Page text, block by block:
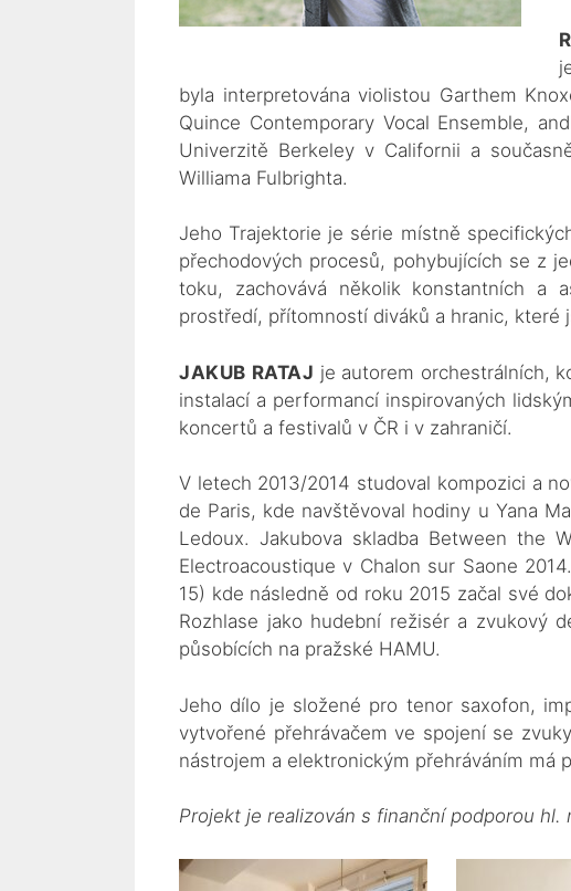
byla interpretována violistou Garthem
Quince Contemporary Vocal Ensemble,
Univerzitě Berkeley v Californii a
Williama Fulbrighta.
Jeho Trajektorie je série místně
přechodových procesů, pohybujících se z
toku, zachovává několik konstantních a
prostředí, přítomností diváků a hranic,
JAKUB RATAJ je autorem orchestrálních,
instalací a performancí inspirovaných
koncertů a festivalů v ČR i v zahraničí.
V letech 2013/2014 studoval kompozici a
de Paris, kde navštěvoval hodiny u Yana
Ledoux. Jakubova skladba Between the
Electroacoustique v Chalon sur Saone
15) kde následně od roku 2015 začal své
Rozhlase jako hudební režisér a zvukový
působících na pražské HAMU.
Jeho dílo je složené pro tenor saxofon,
vytvořené přehrávačem ve spojení se
nástrojem a elektronickým přehráváním má
Projekt je realizován s finanční podporou hl.